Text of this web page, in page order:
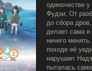
одиночестве
Фудзи. От
до сбора
делает сама и
ничего
походе её
нарушает
пыталась